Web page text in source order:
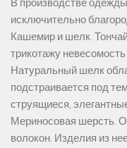
В производстве
исключительно
Кашемир и шелк.
трикотажу
Натуральный шелк
подстраивается под
струящиеся,
Мериносовая шерсть.
волокон. Изделия из